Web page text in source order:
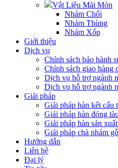
Vật Liệu Mài Mòn
Nhám Chổi
Nhám Thùng
Nhám Xốp
Giới thiệu
Dịch vụ
Chính sách bảo hành
Chính sách giao hàng
Dịch vụ hỗ trợ ngành
Dịch vụ hỗ trợ ngành
Giải pháp
Giải pháp hàn kết cấu
Giải pháp hàn đóng tàu
Giải pháp hàn sản
Giải pháp chà nhám gỗ
Hướng dẫn
Liên hệ
Đại lý